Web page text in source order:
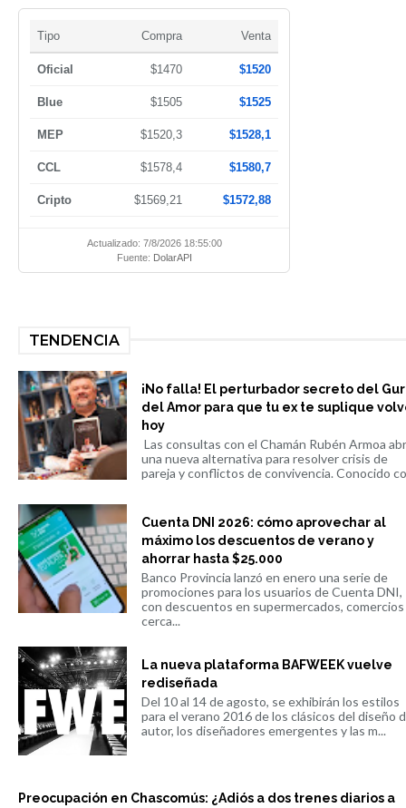
Tipo Compra Venta
Oficial $1470 $1520
Blue $1505 $1525
MEP $1520,3 $1528,1
CCL $1578,4 $1580,7
Cripto $1569,21 $1572,88
Actualizado: 7/8/2026 18:55:00
Fuente: DolarAPI
TENDENCIA
¡No falla! El perturbador secreto del
del Amor para que tu ex te suplique
hoy
Las consultas con el Chamán Rubén Armoa
una nueva alternativa para resolver crisis de
pareja y conflictos de convivencia. Conocido
Cuenta DNI 2026: cómo aprovechar al
máximo los descuentos de verano y
ahorrar hasta $25.000
Banco Provincia lanzó en enero una serie de
promociones para los usuarios de Cuenta DNI,
con descuentos en supermercados,
cerca...
La nueva plataforma BAFWEEK vuelve
rediseñada
Del 10 al 14 de agosto, se exhibirán los estilos
para el verano 2016 de los clásicos del diseño
autor, los diseñadores emergentes y las m...
Preocupación en Chascomús: ¿Adiós a dos trenes diarios a